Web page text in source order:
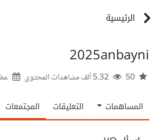
الرئيسية
2025anbayni
المساهمات التعليقات المجتمعات